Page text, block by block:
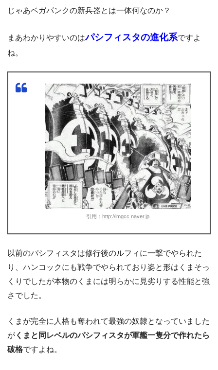
じゃあベガパンクの新兵器とは一体何なのか？
まあわかりやすいのはパシフィスタの進化系ですよ
ね。
引用： http://imgcc.naver.jp
以前のパシフィスタは修行後のルフィに一撃でやられた
り、ハンコックにも戦争でやられており姿と形はくまそっ
くりでしたが本物のくまには明らかに見劣りする性能と強
さでした。
くまが完全に人格も奪われて最強の奴隷となっていました
が くまと同レベルのパシフィスタが軍艦一隻分で作れたら
破格ですよね。